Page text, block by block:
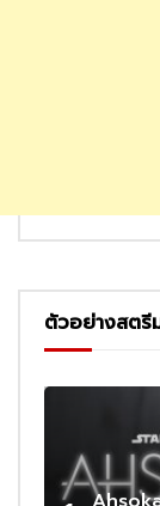
ตัวอย่างสต